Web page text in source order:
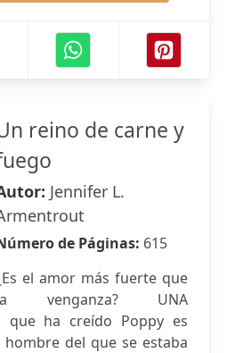
reino de carne y
Jennifer L.
de Páginas: 615
el amor más fuerte que
venganza? UNA
que ha creído Poppy es
del que se estaba